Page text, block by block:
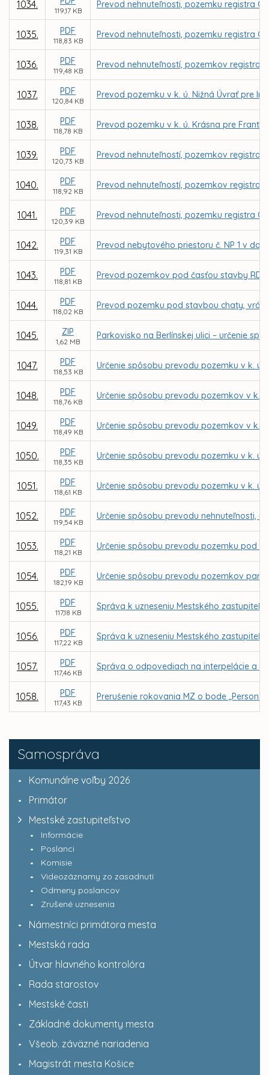
Samospráva
Komunálne voľby 2026
Primátor
Mestské zastupiteľstvo
Informácie
Poslanci
Komisie
Videozáznamy zo zasadnutí
Odmeny poslancov
Zrušené uznesenia
Námestníci primátora mesta
Mestská rada
Útvar hlavného kontrolóra
Rada starostov
Mestské časti
Základné dokumenty mesta
Všeob. záväzné nariadenia
Magistrát mesta Košice
1034.
119,17 KB
Prevod nehnuteľnosti, pozemku registra C
1035. PDF
118,83 KB
Prevod nehnuteľnosti, pozemku registra
1036. PDF
119,48 KB
Prevod nehnuteľností, pozemkov registra
1037. PDF
120,84 KB
Prevod pozemku v k. ú. Nižná Úvrať pre
1038. PDF
118,78 KB
Prevod pozemku v k. ú. Krásna pre
1039. PDF
120,73 KB
Prevod nehnuteľností, pozemkov registra
1040. PDF
118,92 KB
Prevod nehnuteľností, pozemkov registra
1041. PDF
120,39 KB
Prevod nehnuteľnosti, pozemku registra
1042. PDF
119,31 KB
Prevod nebytového priestoru č. NP 1 v
1043. PDF
118,81 KB
Prevod pozemkov pod časťou stavby RD
1044. PDF
118,02 KB
Prevod pozemku pod stavbou chaty,
1045. ZIP
1,62 MB
Parkovisko na Berlínskej ulici – určenie
1047. PDF
118,53 KB
Určenie spôsobu prevodu pozemku v k.
1048. PDF
118,76 KB
Určenie spôsobu prevodu pozemkov v k.
1049. PDF
118,49 KB
Určenie spôsobu prevodu pozemkov v k.
1050. PDF
118,35 KB
Určenie spôsobu prevodu pozemku v k. ú.
1051. PDF
118,61 KB
Určenie spôsobu prevodu pozemku v k.
1052. PDF
119,54 KB
Určenie spôsobu prevodu nehnuteľnosti,
1053. PDF
118,21 KB
Určenie spôsobu prevodu pozemku pod
1054. PDF
182,19 KB
Určenie spôsobu prevodu pozemkov parc.
1055. PDF
117,18 KB
Správa k uzneseniu Mestského
1056. PDF
117,22 KB
Správa k uzneseniu Mestského
1057. PDF
117,46 KB
Správa o odpovediach na interpelácie a
1058. PDF
117,43 KB
Prerušenie rokovania MZ o bode